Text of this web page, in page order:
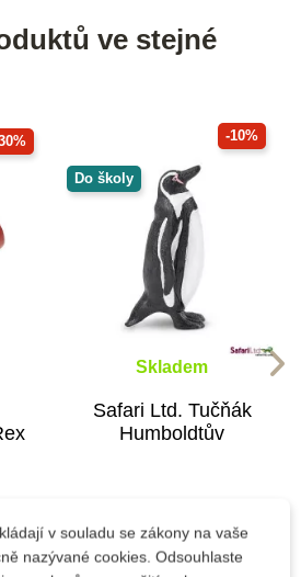
ve stejné
-10%
Do školy
Skladem
Safari Ltd. Tučňák
Humboldtův
Přidat do košíku
v souladu se zákony na vaše
nazývané cookies. Odsouhlaste